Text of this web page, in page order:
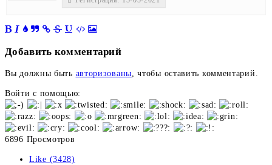
Добавить комментарий
Вы должны быть авторизованы, чтобы оставить комментарий.
Войти с помощью:
6896 Просмотров
Like (3428)